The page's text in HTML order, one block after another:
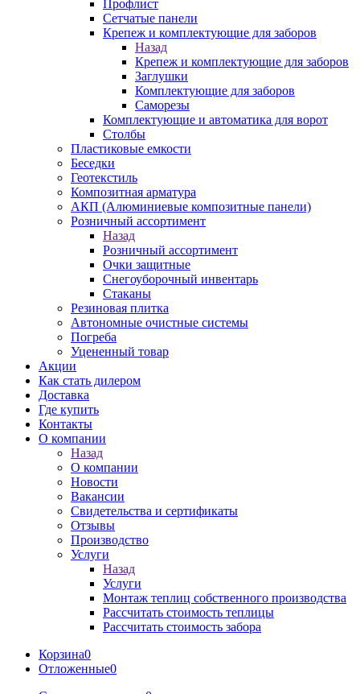
Профлист
Сетчатые панели
Крепеж и комплектующие для заборов
Назад
Крепеж и комплектующие для заборов
Заглушки
Комплектующие для заборов
Саморезы
Комплектующие и автоматика для ворот
Столбы
Пластиковые емкости
Беседки
Геотекстиль
Композитная арматура
АКП (Алюминиевые композитные панели)
Розничный ассортимент
Назад
Розничный ассортимент
Очки защитные
Снегоуборочный инвентарь
Стаканы
Резиновая плитка
Автономные очистные системы
Погреба
Уцененный товар
Акции
Как стать дилером
Доставка
Где купить
Контакты
О компании
Назад
О компании
Новости
Вакансии
Свидетельства и сертификаты
Отзывы
Производство
Услуги
Назад
Услуги
Монтаж теплиц собственного производства
Рассчитать стоимость теплицы
Рассчитать стоимость забора
Корзина0
Отложенные0